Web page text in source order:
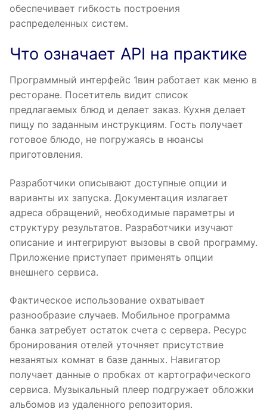
обеспечивает гибкость построения
распределенных систем.
Что означает API на практике
Программный интерфейс 1вин работает как меню в
ресторане. Посетитель видит список
предлагаемых блюд и делает заказ. Кухня делает
пищу по заданным инструкциям. Гость получает
готовое блюдо, не погружаясь в нюансы
приготовления.
Разработчики описывают доступные опции и
варианты их запуска. Документация излагает
адреса обращений, необходимые параметры и
структуру результатов. Разработчики изучают
описание и интегрируют вызовы в свой программу.
Приложение приступает применять опции
внешнего сервиса.
Фактическое использование охватывает
разнообразие случаев. Мобильное программа
банка затребует остаток счета с сервера. Ресурс
бронирования отелей уточняет присутствие
незанятых комнат в базе данных. Навигатор
получает данные о пробках от картографического
сервиса. Музыкальный плеер подгружает обложки
альбомов из удаленного репозитория.